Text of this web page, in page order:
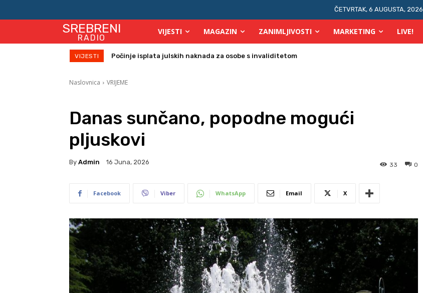
ČETVRTAK, 6 AUGUSTA, 2026
SREBRENI
RADIO
VIJESTI MAGAZIN ZANIMLJIVOSTI MARKETING LIVE!
VIJESTI Počinje isplata julskih naknada za osobe s invaliditetom
Danas sunačano i veoma toplo
Naslovnica VRIJEME
Danas sunčano, popodne mogući
pljuskovi
By Admin 16 Juna, 2026 0
33
Facebook Viber WhatsApp Email X